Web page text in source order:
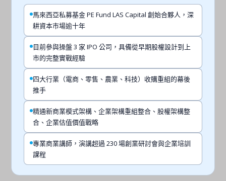
馬來西亞私募基金 PE Fund LAS Capital 創始合夥人，深
耕資本市場逾十年
目前參與操盤 3 家 IPO 公司，具備從早期股權設計到上
市的完整實戰經驗
四大行業（電商、零售、農業、科技）收購重組的幕後
推手
精通新商業模式架構、企業架構重組整合、股權架構整
合、企業估值價值戰略
專業商業講師，演講超過 230 場創業研討會與企業培訓
課程